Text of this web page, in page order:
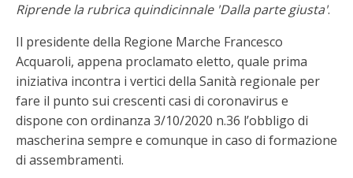
Riprende la rubrica quindicinnale 'Dalla parte giusta'.
Il presidente della Regione Marche Francesco
Acquaroli, appena proclamato eletto, quale prima
iniziativa incontra i vertici della Sanità regionale per
fare il punto sui crescenti casi di coronavirus e
dispone con ordinanza 3/10/2020 n.36 l’obbligo di
mascherina sempre e comunque in caso di formazione
di assembramenti.